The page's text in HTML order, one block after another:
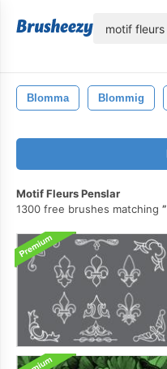
Blomma Blommig
Motif Fleurs Penslar
1300 free brushes matching